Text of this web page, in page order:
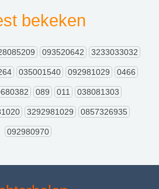
bekeken
093520642 3233033032
035001540 092981029 0466
089 011 038081303
3292981029 0857326935
092980970